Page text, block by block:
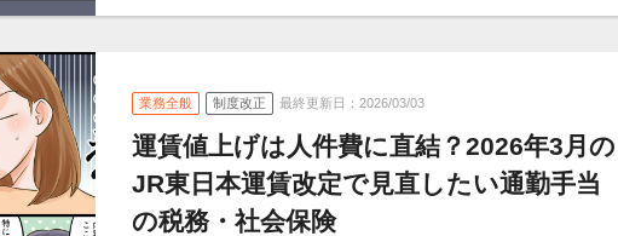
業務全般 制度改正 最終更新日：2026/03/03
運賃値上げは人件費に直結？2026年3月の
JR東日本運賃改定で見直したい通勤手当
の税務・社会保険